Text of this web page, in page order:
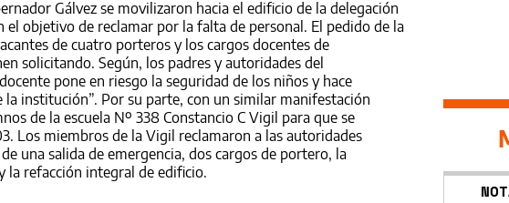
Gálvez se movilizaron hacia el edificio de la delegación
objetivo de reclamar por la falta de personal. El pedido de la
de cuatro porteros y los cargos docentes de
solicitando. Según, los padres y autoridades del
pone en riesgo la seguridad de los niños y hace
institución”. Por su parte, con un similar manifestación
de la escuela Nº 338 Constancio C Vigil para que se
Los miembros de la Vigil reclamaron a las autoridades
una salida de emergencia, dos cargos de portero, la
la refacción integral de edificio.